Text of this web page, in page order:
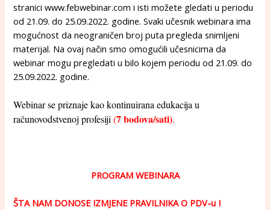
straniciwww.febwebinar.com i isti možete gledati u periodu
od 21.09. do 25.09.2022. godine. Svaki učesnik webinara ima
mogućnost da neograničen broj puta pregleda snimljeni
materijal. Na ovaj način smo omogućili učesnicima da
webinar mogu pregledati u bilo kojem periodu od 21.09. do
25.09.2022. godine.
Webinar se priznaje kao kontinuirana edukacija u
računovodstvenoj profesiji(7 bodova/sati).
PROGRAM WEBINARA
ŠTA NAM DONOSE IZMJENE PRAVILNIKA O PDV-u I